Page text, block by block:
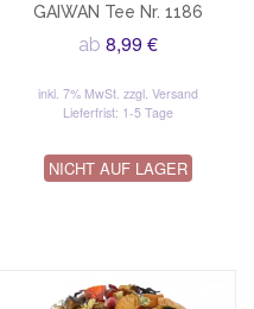
GAIWAN Tee Nr. 1186
ab 8,99 €
inkl. 7% MwSt. zzgl. Versand
Lieferfrist: 1-5 Tage
NICHT AUF LAGER